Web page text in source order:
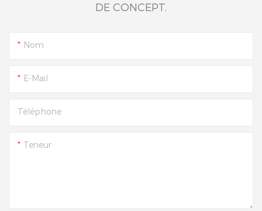
DE CONCEPT.
Nom
E-Mail
Téléphone
Teneur